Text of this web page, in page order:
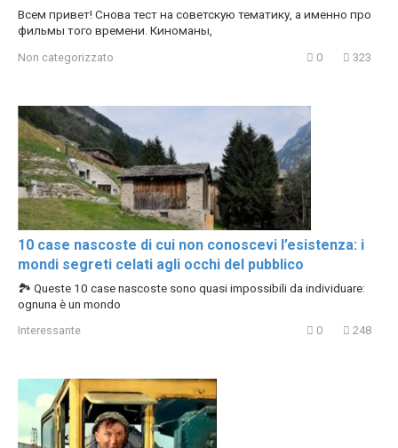
Всем привет! Снова тест на советскую тематику, а именно про
фильмы того времени. Киноманы,
Non categorizzato 0 323
10 case nascoste di cui non conoscevi l’esistenza: i
mondi segreti celati agli occhi del pubblico
🏞️ Queste 10 case nascoste sono quasi impossibili da individuare:
ognuna è un mondo
Interessante 0 248